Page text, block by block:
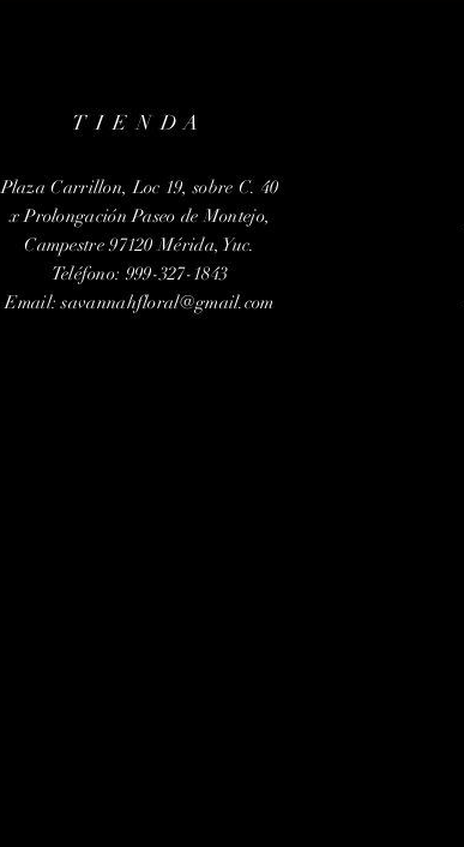
TIENDA
Plaza Carrillon, Loc 19, sobre C. 40
x Prolongación Paseo de Montejo,
Campestre 97120 Mérida, Yuc.
Teléfono: 999-327-1843
Email:savannahfloral@gmail.com